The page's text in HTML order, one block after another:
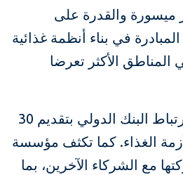
ميسورة والقدرة على
في بناء أنظمة غذائية
الأكثر تعرضا
ويكمل هذا البرنامج ارتباط البنك الدولي بتقديم 30
الغذاء. كما تكثف مؤسسة
مع الشركاء الآخرين، بما